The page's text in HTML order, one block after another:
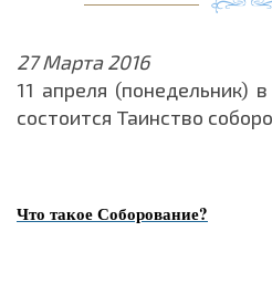
27 Марта 2016
11 апреля (понедельник)
состоится Таинство
Что такое Соборование?